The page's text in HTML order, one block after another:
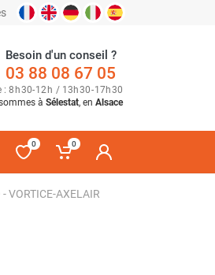
Besoin d'un conseil ?
03 88 08 67 05
: 8h30-12h / 13h30-17h30
à Sélestat, en Alsace
0 0
AXELAIR